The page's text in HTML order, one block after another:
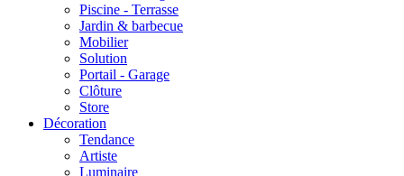
Piscine - Terrasse
Jardin & barbecue
Mobilier
Solution
Portail - Garage
Clôture
Store
Décoration
Tendance
Artiste
Luminaire